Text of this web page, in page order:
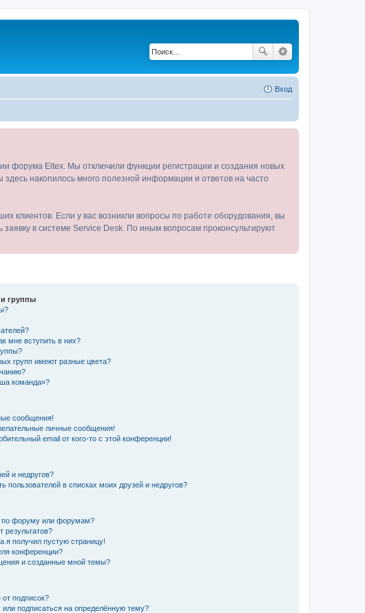
Вход
форума Eltex. Мы отключили функции регистрации и создания новых
накопилось много полезной информации и ответов на часто
клиентов. Если у вас возникли вопросы по работе оборудования, вы
в системе Service Desk. По иным вопросам проконсультируют
группы
мне вступить в них?
групп имеют разные цвета?
команда»?
сообщения!
личные сообщения!
email от кого-то с этой конференции!
и недругов?
пользователей в списках моих друзей и недругов?
по форуму или форумам?
результатов?
я получил пустую страницу!
конференции?
и созданные мной темы?
подписок?
или подписаться на определённую тему?